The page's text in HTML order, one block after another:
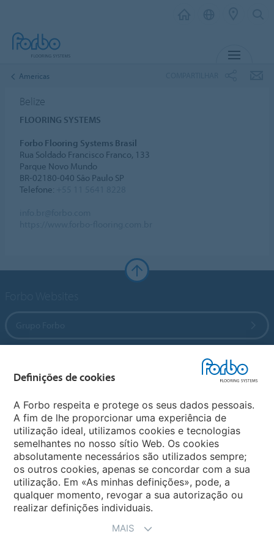
Americas
Belize
FLOORING SYSTEMS
Forbo Flooring Systems Brasil
Rua Soldado Francisco Franco, 133
Parque Novo Mundo
BR-02180-040 São Paulo SP
Telefone:
Sites Mundiais
Escolha seu país
Definições de cookies
A Forbo respeita e protege os seus dados pessoais.
A fim de lhe proporcionar uma experiência de
utilização ideal, utilizamos cookies e tecnologias
semelhantes no nosso sítio Web. Os cookies
absolutamente necessários são utilizados sempre;
os outros cookies, apenas se concordar com a sua
utilização. Em «As minhas definições», pode, a
qualquer momento, revogar a sua autorização ou
realizar definições individuais.
MAIS